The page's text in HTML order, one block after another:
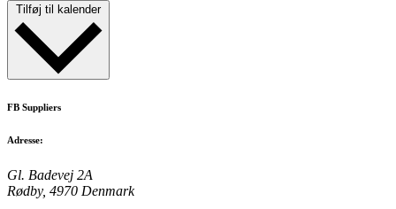
Tilføj til kalender
FB Suppliers
Adresse:
Gl. Badevej 2A
Rødby, 4970 Denmark